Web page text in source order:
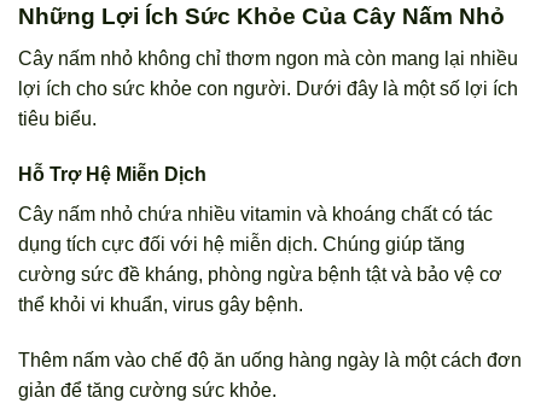
Những Lợi Ích Sức Khỏe Của Cây Nấm Nhỏ
Cây nấm nhỏ không chỉ thơm ngon mà còn mang lại nhiều
lợi ích cho sức khỏe con người. Dưới đây là một số lợi ích
tiêu biểu.
Hỗ Trợ Hệ Miễn Dịch
Cây nấm nhỏ chứa nhiều vitamin và khoáng chất có tác
dụng tích cực đối với hệ miễn dịch. Chúng giúp tăng
cường sức đề kháng, phòng ngừa bệnh tật và bảo vệ cơ
thể khỏi vi khuẩn, virus gây bệnh.
Thêm nấm vào chế độ ăn uống hàng ngày là một cách đơn
giản để tăng cường sức khỏe.